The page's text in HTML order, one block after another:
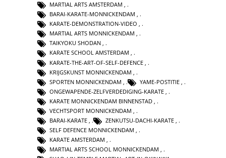
MARTIAL ARTS AMSTERDAM ,
BARAI-KARATE-MONNICKENDAM ,
KARATE-DEMONSTRATION-VIDEO ,
MARTIAL ARTS MONNICKENDAM ,
TAIKYOKU SHODAN ,
KARATE SCHOOL AMSTERDAM ,
KARATE-THE-ART-OF-SELF-DEFENCE
KRIJGSKUNST MONNICKENDAM
SPORTEN MONNICKENDAM
YAME-POSTITIE
ONGEWAPENDE-ZELFVERDEDIGING-KARATE
KARATE MONNICKENDAM BINNENSTAD
VECHTSPORT MONNICKENDAM
BARAI-KARATE
ZENKUTSU-DACHI-KARATE
SELF DEFENCE MONNICKENDAM
KARATE AMSTERDAM ,
MARTIAL ARTS SCHOOL MONNICKENDAM ,